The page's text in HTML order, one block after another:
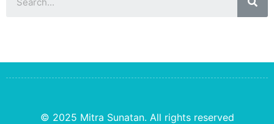
© 2025 Mitra Sunatan. All rights reserved